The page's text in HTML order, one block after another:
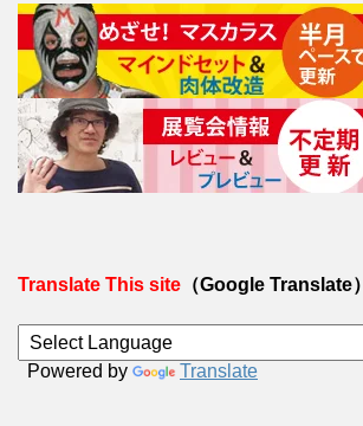
Translate This site （Google Translate）
Powered by Translate